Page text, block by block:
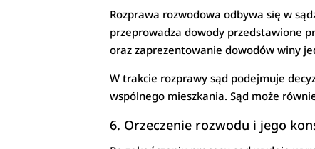
Rozprawa rozwodowa odbywa się w
przeprowadza dowody przedstawione
oraz zaprezentowanie dowodów winy
W trakcie rozprawy sąd podejmuje
wspólnego mieszkania. Sąd może
6. Orzeczenie rozwodu i jego